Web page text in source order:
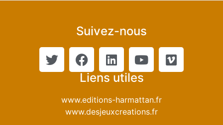
Suivez-nous
Liens utiles
www.editions-harmattan.fr
www.desjeuxcreations.fr